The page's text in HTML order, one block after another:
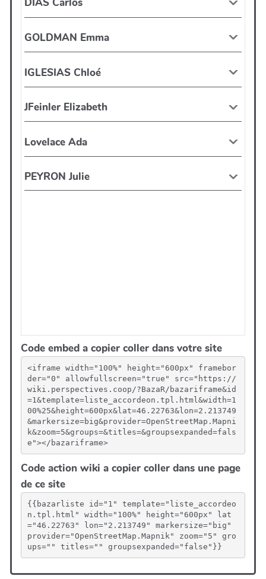
Code embed a copier coller dans votre site
<iframe width="100%" height="600px" framebor
der="0" allowfullscreen="true" src="https://
wiki.perspectives.coop/?BazaR/bazariframe&id
=1&template=liste_accordeon.tpl.html&width=1
00%25&height=600px&lat=46.22763&lon=2.213749
&markersize=big&provider=OpenStreetMap.Mapni
k&zoom=5&groups=&titles=&groupsexpanded=fals
e"></bazariframe>
Code action wiki a copier coller dans une page
de ce site
{{bazarliste id="1" template="liste_accordeo
n.tpl.html" width="100%" height="600px" lat
="46.22763" lon="2.213749" markersize="big"
provider="OpenStreetMap.Mapnik" zoom="5" gro
ups="" titles="" groupsexpanded="false"}}